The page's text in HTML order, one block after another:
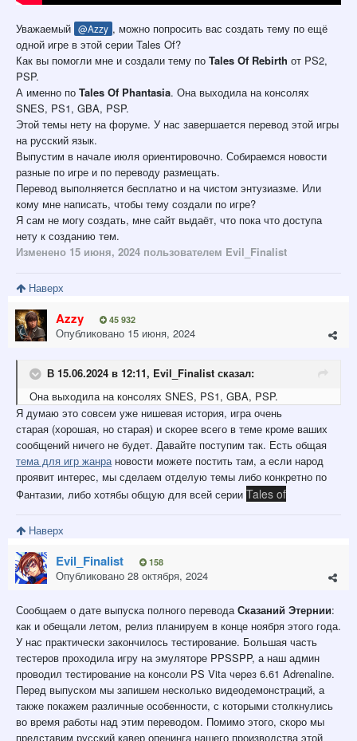
Уважаемый @Azzy , можно попросить вас создать тему по ещё
одной игре в этой серии Tales Of?
Как вы помогли мне и создали тему по Tales Of Rebirth от PS2,
PSP.
А именно по Tales Of Phantasia. Она выходила на консолях
SNES, PS1, GBA, PSP.
Этой темы нету на форуме. У нас завершается перевод этой игры
на русский язык.
Выпустим в начале июля ориентировочно. Собираемся новости
разные по игре и по переводу размещать.
Перевод выполняется бесплатно и на чистом энтузиазме. Или
кому мне написать, чтобы тему создали по игре?
Я сам не могу создать, мне сайт выдаёт, что пока что доступа
нету к созданию тем.
Изменено 15 июня, 2024 пользователем Evil_Finalist
Наверх
Azzy 45 932
Опубликовано 15 июня, 2024
В 15.06.2024 в 12:11, Evil_Finalist сказал:
Она выходила на консолях SNES, PS1, GBA, PSP.
Я думаю это совсем уже нишевая история, игра очень
старая (хорошая, но старая) и скорее всего в теме кроме ваших
сообщений ничего не будет. Давайте поступим так. Есть общая
тема для игр жанрановости можете постить там, а если народ
проявит интерес, мы сделаем отделую темы либо конкретно по
Фантазии, либо хотябы общую для всей серии Tales of
Наверх
Evil_Finalist 158
Опубликовано 28 октября, 2024
Сообщаем о дате выпуска полного переводаСказаний Этернии:
как и обещали летом, релиз планируем в конце ноября этого года.
У нас практически закончилось тестирование. Большая часть
тестеров проходила игру на эмуляторе PPSSPP, а наш админ
проводил тестирование на консоли PS Vita через 6.61 Adrenaline.
Перед выпуском мы запишем несколько видеодемонстраций, а
также покажем различные особенности, с которыми столкнулись
во время работы над этим переводом. Помимо этого, скоро мы
представим русский кавер опенинга нашего производства этой